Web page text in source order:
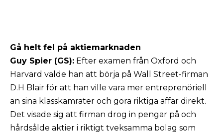
Gå helt fel på aktiemarknaden
Guy Spier (GS): Efter examen från Oxford och
Harvard valde han att börja på Wall Street-firman
D.H Blair för att han ville vara mer entreprenöriell
än sina klasskamrater och göra riktiga affär direkt.
Det visade sig att firman drog in pengar på och
hårdsålde aktier i riktigt tveksamma bolag som